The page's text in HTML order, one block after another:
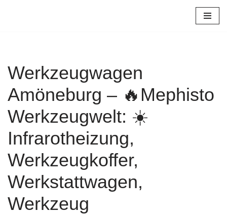
Werkzeugwagen
Amöneburg – 🔥Mephisto
Werkzeugwelt: ☀️
Infrarotheizung,
Werkzeugkoffer,
Werkstattwagen,
Werkzeug